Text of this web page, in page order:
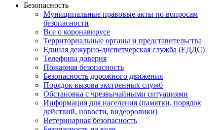
Безопасность
Муниципальные правовые акты по вопросам
безопасности
Все о коронавирусе
Территориальные органы и представительства
Единая дежурно-диспетчерская служба (ЕДДС)
Телефоны доверия
Пожарная безопасность
Безопасность дорожного движения
Порядок вызова экстренных служб
Обстановка с чрезвычайными ситуациями
Информация для населения (памятки, порядок
действий, новости, видеоролики)
Ветеринарная безопасность